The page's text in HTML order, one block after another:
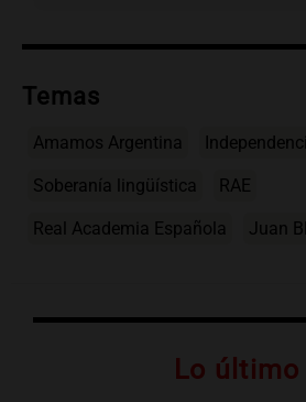
Temas
Amamos Argentina
Soberanía lingüística RAE
Real Academia Española Juan
Lo último